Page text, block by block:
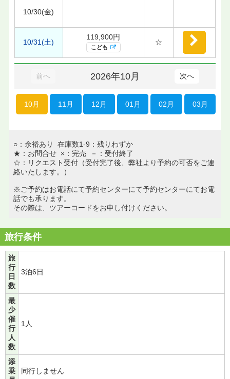
10/30(金)
10/31(土)
119,900円
こども
☆
前へ 2026年10月 次へ
10月 11月 12月 01月 02月 03月
○：余裕あり 在庫数1-9：残りわずか
★：お問合せ ×：完売 －：受付終了
☆：リクエスト受付（受付完了後、弊社より予約の可否をご連
絡いたします。）
※ご予約はお電話にて予約センターにて予約センターにてお電
話でも承ります。
その際は、ツアーコードをお申し付けください。
旅行条件
旅
行
日
数
3泊6日
最
少
催
行
人
数
1人
添
乗
同行しません